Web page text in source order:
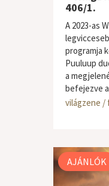
406/1.
A 2023-as
programja
Puuluup
a
befejezve
világzene /
AJÁNLÓK